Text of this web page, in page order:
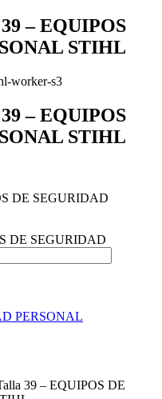
– EQUIPOS
STIHL
– EQUIPOS
STIHL
DE SEGURIDAD
DE SEGURIDAD
PERSONAL
39 – EQUIPOS DE